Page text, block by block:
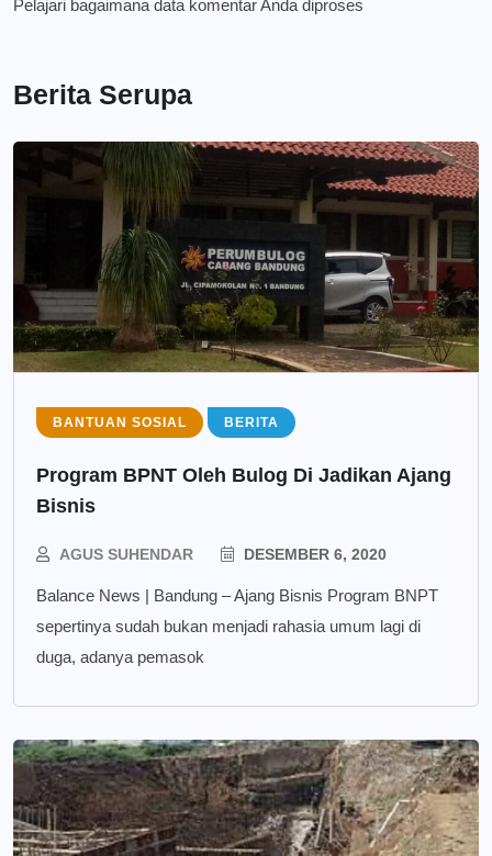
Pelajari bagaimana data komentar Anda diproses
Berita Serupa
BANTUAN SOSIAL BERITA
Program BPNT Oleh Bulog Di Jadikan Ajang
Bisnis
AGUS SUHENDAR DESEMBER 6, 2020
Balance News | Bandung – Ajang Bisnis Program BNPT
sepertinya sudah bukan menjadi rahasia umum lagi di
duga, adanya pemasok